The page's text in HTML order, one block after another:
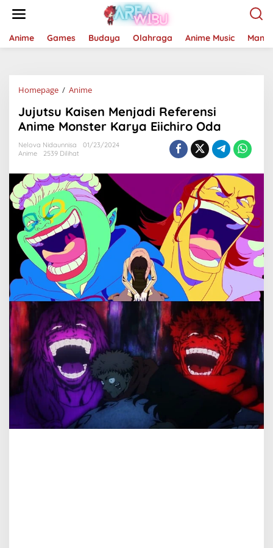
Anime Games Budaya Olahraga Anime Music
Homepage / AnimeJujutsu
Menjadi
Referensi
Anime
Monster
Oda
Jujutsu Kaisen Menjadi Referensi
Anime Monster Karya Eiichiro Oda
Nelova Nidaunnisa
01/23/2024
Anime
2539 Dilihat